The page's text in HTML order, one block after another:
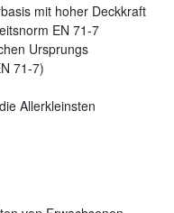
mit hoher Deckkraft
EN 71-7
Ursprungs
71-7)
Allerkleinsten